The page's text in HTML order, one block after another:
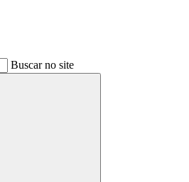
Buscar no site